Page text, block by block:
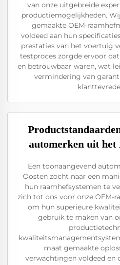
van onze uitgebreide
productiemogelijkheden.
gemaakte OEM-
voldeed aan hun
prestaties van het voertuig
testproces zorgde ervoor
en betrouwbaar waren, wat
vermindering van
automerken uit het
Een toonaangevend
Oosten zocht naar een
hun raamhefsystemen te
zich tot ons voor onze OEM-
om hun superieure
gebruik te maken van
maat gemaakte
verwachtingen voldeed en